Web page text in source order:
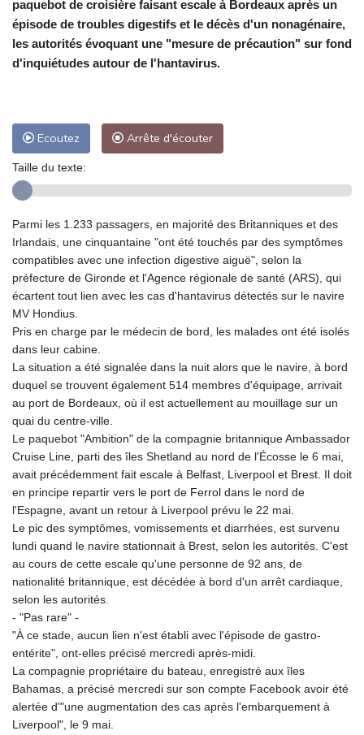
paquebot de croisière faisant escale à Bordeaux après un
épisode de troubles digestifs et le décès d'un nonagénaire,
les autorités évoquant une "mesure de précaution" sur fond
d'inquiétudes autour de l'hantavirus.
Ecoutez Arrête d'écouter
Taille du texte:
Parmi les 1.233 passagers, en majorité des Britanniques et des
Irlandais, une cinquantaine "ont été touchés par des symptômes
compatibles avec une infection digestive aiguë", selon la
préfecture de Gironde et l'Agence régionale de santé (ARS), qui
écartent tout lien avec les cas d'hantavirus détectés sur le navire
MV Hondius.
Pris en charge par le médecin de bord, les malades ont été isolés
dans leur cabine.
La situation a été signalée dans la nuit alors que le navire, à bord
duquel se trouvent également 514 membres d'équipage, arrivait
au port de Bordeaux, où il est actuellement au mouillage sur un
quai du centre-ville.
Le paquebot "Ambition" de la compagnie britannique Ambassador
Cruise Line, parti des îles Shetland au nord de l'Écosse le 6 mai,
avait précédemment fait escale à Belfast, Liverpool et Brest. Il doit
en principe repartir vers le port de Ferrol dans le nord de
l'Espagne, avant un retour à Liverpool prévu le 22 mai.
Le pic des symptômes, vomissements et diarrhées, est survenu
lundi quand le navire stationnait à Brest, selon les autorités. C'est
au cours de cette escale qu'une personne de 92 ans, de
nationalité britannique, est décédée à bord d'un arrêt cardiaque,
selon les autorités.
- "Pas rare" -
"À ce stade, aucun lien n'est établi avec l'épisode de gastro-
entérite", ont-elles précisé mercredi après-midi.
La compagnie propriétaire du bateau, enregistré aux îles
Bahamas, a précisé mercredi sur son compte Facebook avoir été
alertée d'"une augmentation des cas après l'embarquement à
Liverpool", le 9 mai.